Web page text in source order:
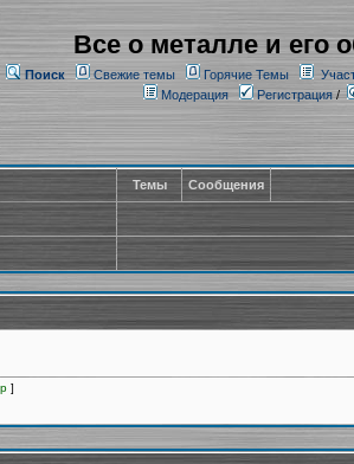
Все о металле и его
Поиск Свежие темы Горячие Темы
Модерация
Регистрация/
Темы Сообщения
]